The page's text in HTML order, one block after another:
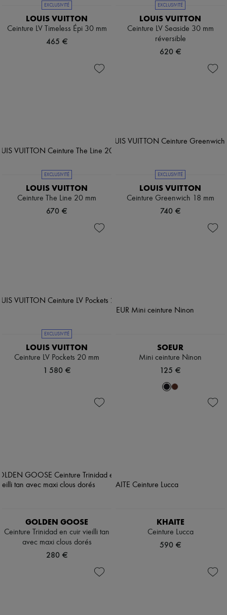
EXCLUSIVITÉ
LOUIS VUITTON
Ceinture LV Timeless Épi 30 mm
465 €
EXCLUSIVITÉ
LOUIS VUITTON
Ceinture LV Seaside 30 mm
réversible
620 €
EXCLUSIVITÉ
LOUIS VUITTON
Ceinture The Line 20 mm
670 €
EXCLUSIVITÉ
LOUIS VUITTON
Ceinture Greenwich 18 mm
740 €
EXCLUSIVITÉ
LOUIS VUITTON
Ceinture LV Pockets 20 mm
1 580 €
SOEUR
Mini ceinture Ninon
125 €
GOLDEN GOOSE
Ceinture Trinidad en cuir vieilli tan
avec maxi clous dorés
280 €
KHAITE
Ceinture Lucca
590 €